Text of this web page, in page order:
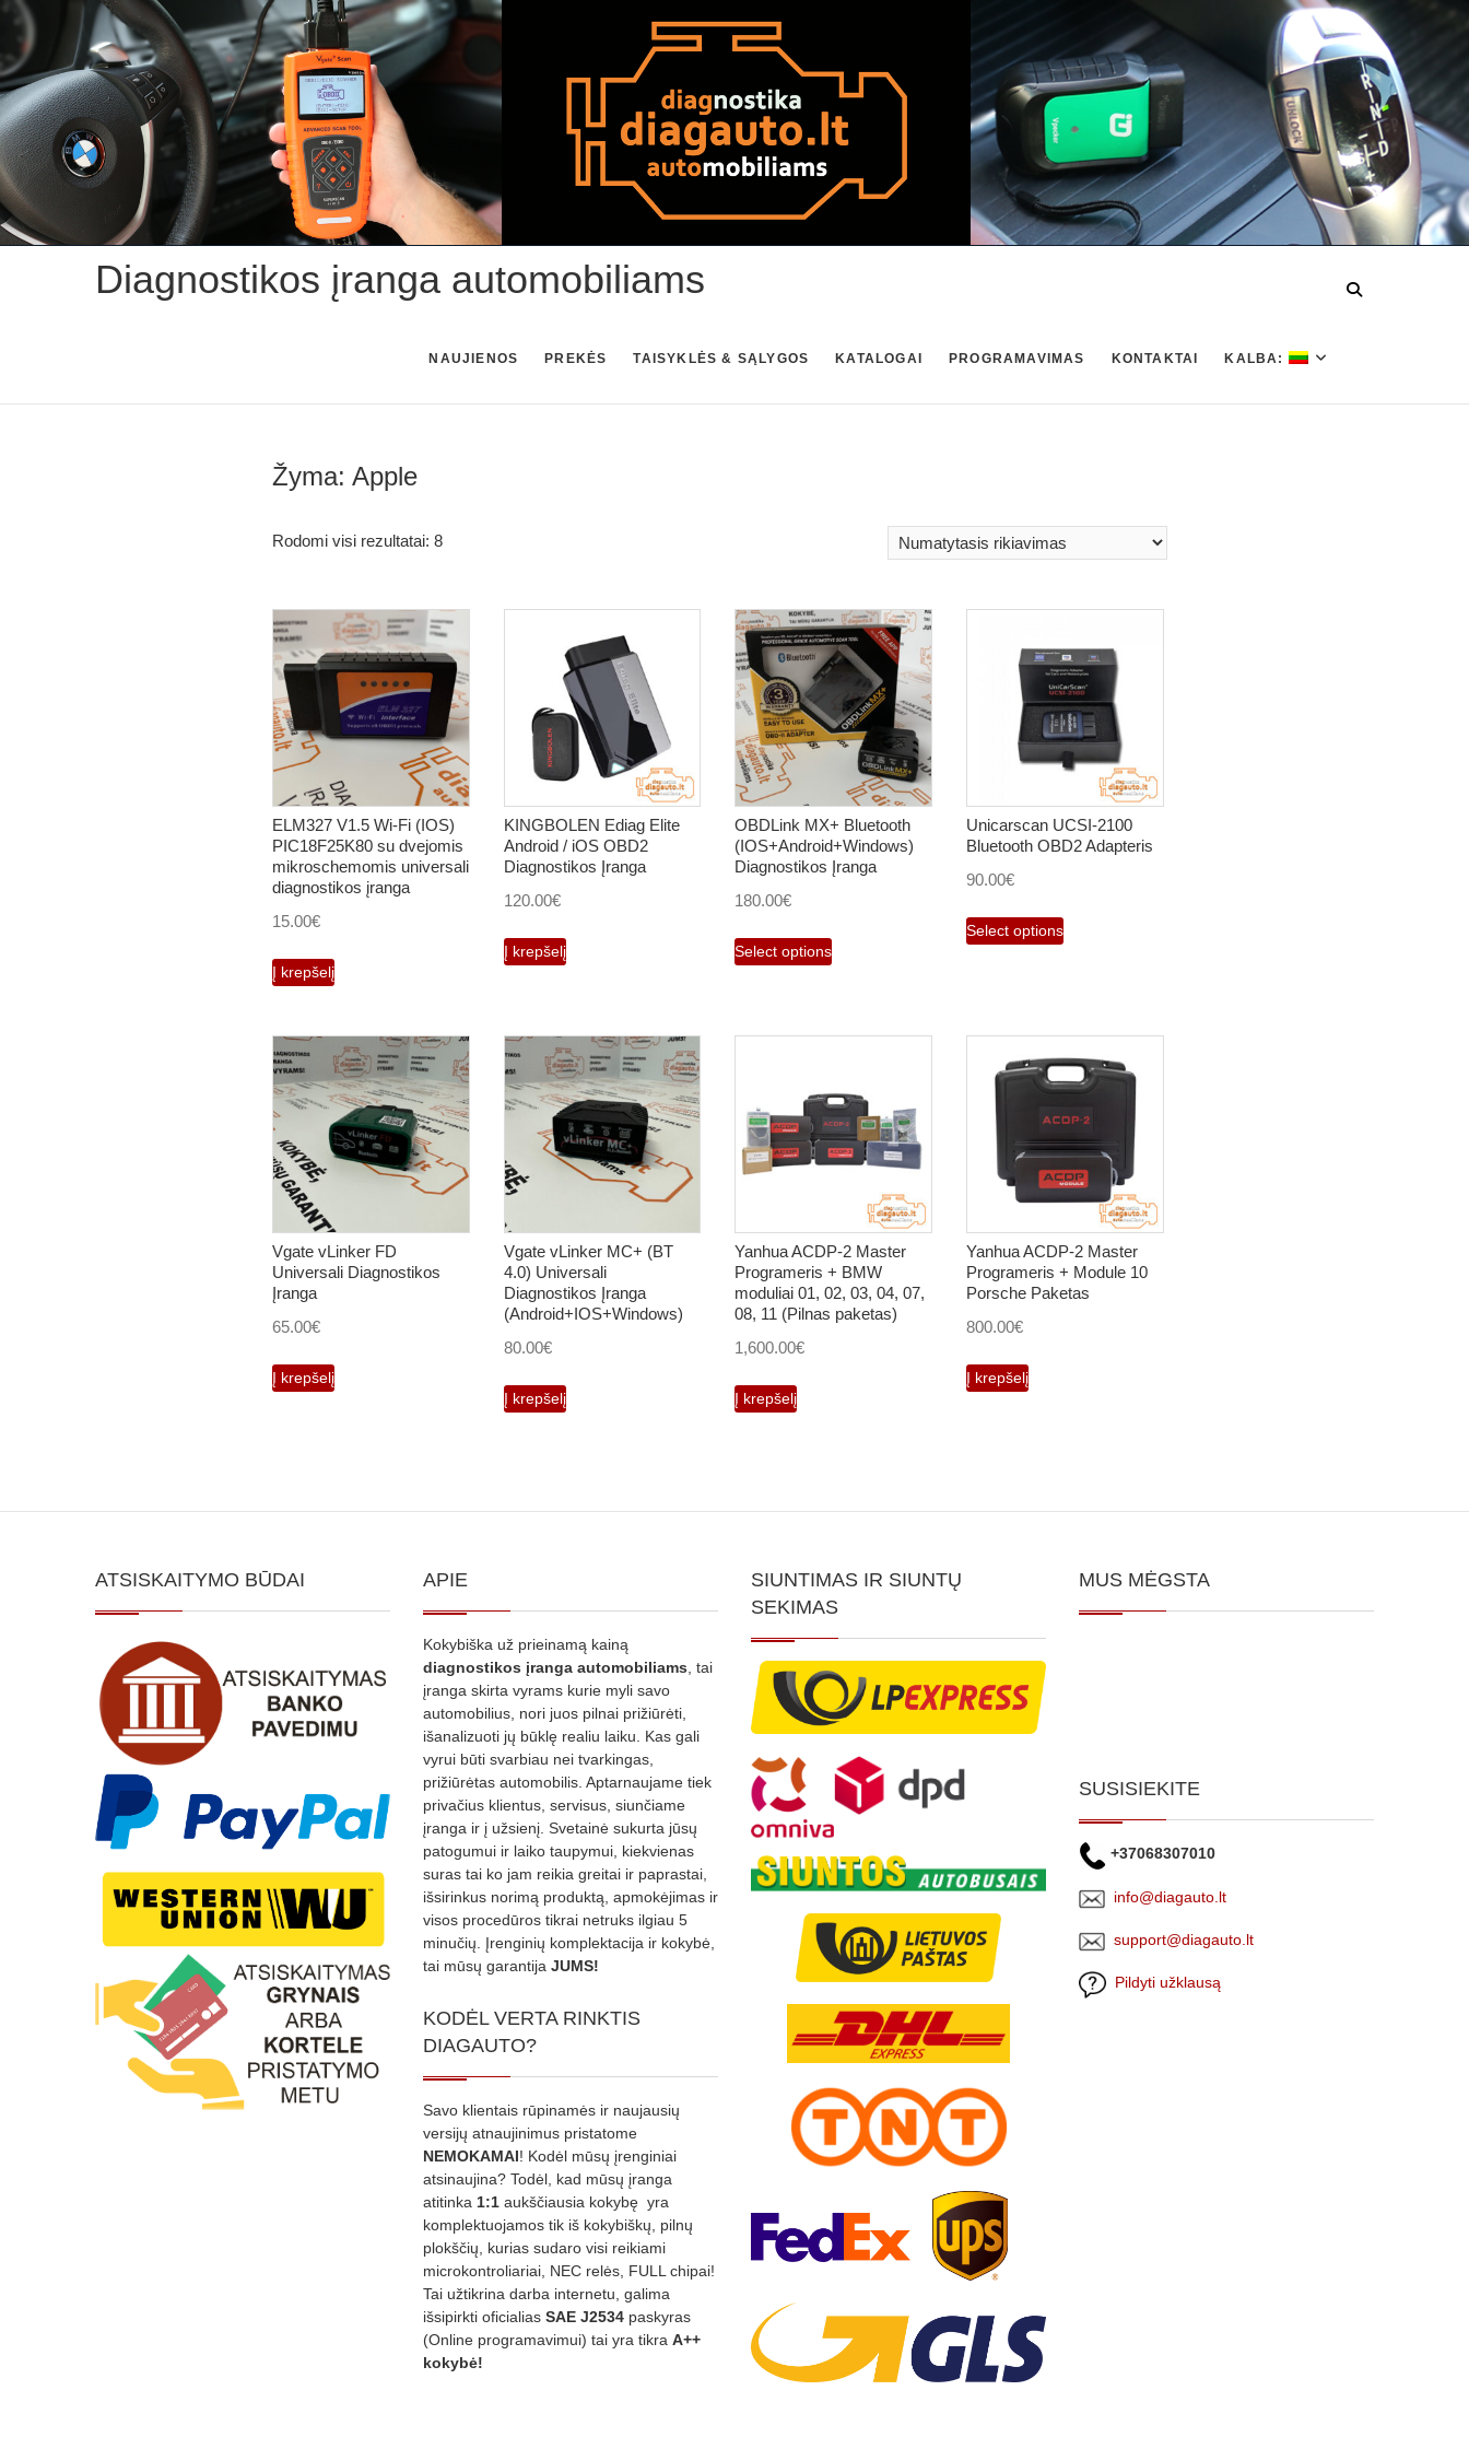
Skip
content
Diagnostikos įranga automobiliams
NAUJIENOS PREKĖS TAISYKLĖS & SĄLYGOS KATALOGAI PROGRAMAVIMAS KONTAKTAI KALBA:
Žyma: Apple
Rodomi visi rezultatai: 8
ELM327 V1.5 Wi-Fi (IOS)
PIC18F25K80 su dvejomis
mikroschemomis universali
diagnostikos įranga
15.00€
Į krepšelį
KINGBOLEN Ediag Elite
Android / iOS OBD2
Diagnostikos Įranga
120.00€
Į krepšelį
OBDLink MX+ Bluetooth
(IOS+Android+Windows)
Diagnostikos Įranga
180.00€
Select options
Unicarscan UCSI-2100
Bluetooth OBD2 Adapteris
90.00€
Select options
Vgate vLinker FD
Universali Diagnostikos
Įranga
65.00€
Į krepšelį
Vgate vLinker MC+ (BT
4.0) Universali
Diagnostikos Įranga
(Android+IOS+Windows)
80.00€
Į krepšelį
Yanhua ACDP-2 Master
Programeris + BMW
moduliai 01, 02, 03, 04, 07,
08, 11 (Pilnas paketas)
1,600.00€
Į krepšelį
Yanhua ACDP-2 Master
Programeris + Module 10
Porsche Paketas
800.00€
Į krepšelį
ATSISKAITYMO BŪDAI APIE
Kokybiška už prieinamą kainą
diagnostikos įranga automobiliams , tai
įranga skirta vyrams kurie myli savo
automobilius, nori juos pilnai prižiūrėti,
išanalizuoti jų būklę realiu laiku. Kas gali
vyrui būti svarbiau nei tvarkingas,
prižiūrėtas automobilis. Aptarnaujame tiek
privačius klientus, servisus, siunčiame
įranga ir į užsienį. Svetainė sukurta jūsų
patogumui ir laiko taupymui, kiekvienas
suras tai ko jam reikia greitai ir paprastai,
išsirinkus norimą produktą, apmokėjimas ir
visos procedūros tikrai netruks ilgiau 5
minučių. Įrenginių komplektacija ir kokybė,
tai mūsų garantija JUMS!
KODĖL VERTA RINKTIS
DIAGAUTO?
Savo klientais rūpinamės ir naujausių
versijų atnaujinimus pristatome
NEMOKAMAI! Kodėl mūsų įrenginiai
atsinaujina? Todėl, kad mūsų įranga
atitinka 1:1 aukščiausia kokybę yra
komplektuojamos tik iš kokybiškų, pilnų
plokščių, kurias sudaro visi reikiami
microkontroliariai, NEC relės, FULL chipai!
Tai užtikrina darba internetu, galima
išsipirkti oficialias SAE J2534 paskyras
(Online programavimui) tai yra tikra A++
kokybė!
SIUNTIMAS IR SIUNTŲ
SEKIMAS
MUS MĖGSTA
SUSISIEKITE
+37068307010
info@diagauto.lt
support@diagauto.lt
Pildyti užklausą